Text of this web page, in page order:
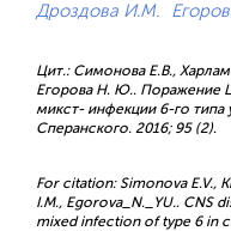
Дроздова И.М.
Цит.: Симонова Е.В.,
Егорова Н. Ю.. Поражение
микст- инфекции 6-го типа
Сперанского. 2016; 95 (2).
For citation: Simonova E.V.,
I.M., Egorova_N._YU.. CNS
mixed infection of type 6 in